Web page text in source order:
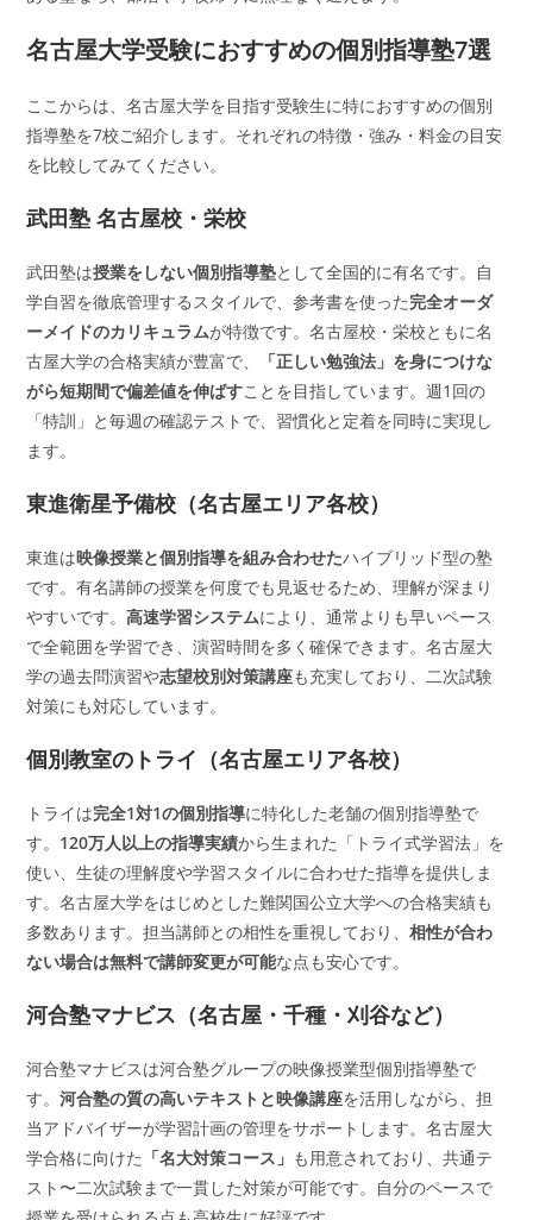
名古屋大学受験におすすめの個別指導塾7選
ここからは、名古屋大学を目指す受験生に特におすすめの個別
指導塾を7校ご紹介します。それぞれの特徴・強み・料金の目安
を比較してみてください。
武田塾 名古屋校・栄校
武田塾は授業をしない個別指導塾として全国的に有名です。自
学自習を徹底管理するスタイルで、参考書を使った完全オーダ
ーメイドのカリキュラムが特徴です。名古屋校・栄校ともに名
古屋大学の合格実績が豊富で、
「正しい勉強法」を身につけな
がら短期間で偏差値を伸ばすことを目指しています。週1回の
「特訓」と毎週の確認テストで、習慣化と定着を同時に実現し
ます。
東進衛星予備校（名古屋エリア各校）
東進は映像授業と個別指導を組み合わせたハイブリッド型の塾
です。有名講師の授業を何度でも見返せるため、理解が深まり
やすいです。高速学習システムにより、通常よりも早いペース
で全範囲を学習でき、演習時間を多く確保できます。名古屋大
学の過去問演習や志望校別対策講座も充実しており、二次試験
対策にも対応しています。
個別教室のトライ（名古屋エリア各校）
トライは完全1対1の個別指導に特化した老舗の個別指導塾で
す。 120万人以上の指導実績から生まれた「トライ式学習法」を
使い、生徒の理解度や学習スタイルに合わせた指導を提供しま
す。名古屋大学をはじめとした難関国公立大学への合格実績も
多数あります。担当講師との相性を重視しており、相性が合わ
ない場合は無料で講師変更が可能な点も安心です。
河合塾マナビス（名古屋・千種・刈谷など）
河合塾マナビスは河合塾グループの映像授業型個別指導塾で
す。河合塾の質の高いテキストと映像講座を活用しながら、担
当アドバイザーが学習計画の管理をサポートします。名古屋大
学合格に向けた 「名大対策コース」 も用意されており、共通テ
スト〜二次試験まで一貫した対策が可能です。自分のペースで